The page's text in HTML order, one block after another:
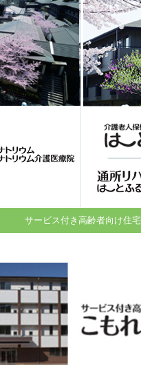
サービス付き高齢者向け住宅